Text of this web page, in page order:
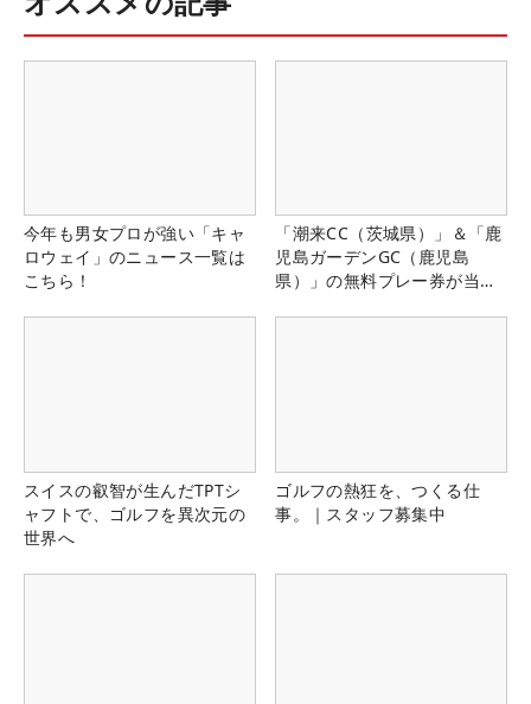
今年も男女プロが強い「キャ
ロウェイ」のニュース一覧は
こちら！
「潮来CC（茨城県）」＆「鹿
児島ガーデンGC（鹿児島
県）」の無料プレー券が当た
スイスの叡智が生んだTPTシ
ャフトで、ゴルフを異次元の
世界へ
ゴルフの熱狂を、つくる仕
事。｜スタッフ募集中